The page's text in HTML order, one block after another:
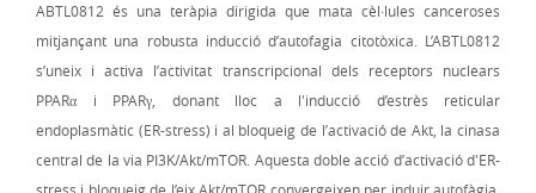
ABTL0812 és una teràpia dirigida que mata cèl·lules canceroses
mitjançant una robusta inducció d’autofagia citotòxica. L’ABTL0812
s’uneix i activa l’activitat transcripcional dels receptors nuclears
PPARα i PPARγ, donant lloc a l'inducció d’estrès reticular
endoplasmàtic (ER-stress) i al bloqueig de l’activació de Akt, la cinasa
central de la via PI3K/Akt/mTOR. Aquesta doble acció d’activació d'ER-